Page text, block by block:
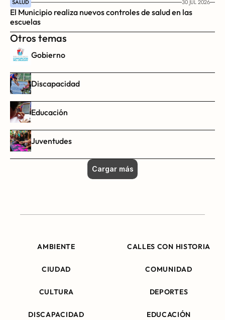
SALUD 30 JUL 2026
El Municipio realiza nuevos controles de salud en las
escuelas
Otros temas
Gobierno
Discapacidad
Educación
Juventudes
Cargar más
AMBIENTE CALLES CON HISTORIA
CIUDAD COMUNIDAD
CULTURA DEPORTES
DISCAPACIDAD EDUCACIÓN